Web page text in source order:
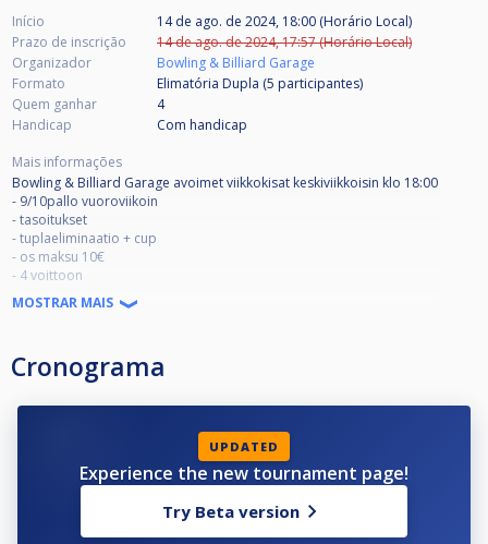
Início
14 de ago. de 2024, 18:00 (Horário Local)
Prazo de inscrição
14 de ago. de 2024, 17:57 (Horário Local)
Organizador
Bowling & Billiard Garage
Formato
Elimatória Dupla (5 participantes)
Quem ganhar
4
Handicap
Com handicap
Mais informações
Bowling & Billiard Garage avoimet viikkokisat keskiviikkoisin klo 18:00
- 9/10pallo vuoroviikoin
- tasoitukset
- tuplaeliminaatio + cup
- os maksu 10€
- 4 voittoon
- Hävinneiden puoli 3 voittoon.
Wednesday week competition 18:00 o’clock
- 9/10ball every other week
- hcp
MOSTRAR MAIS
Cronograma
UPDATED
Experience the new tournament page!
Try Beta version